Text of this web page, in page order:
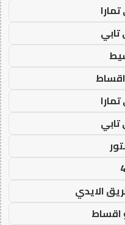
الايدي
اقساط